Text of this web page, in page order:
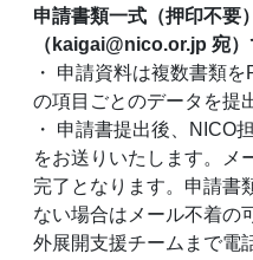
申請書類一式（押印不要
（kaigai@nico.or.jp 宛）
・ 申請資料は複数書類
の項目ごとのデータを提
・ 申請書提出後、NICO
をお送りいたします。メ
完了となります。申請書
ない場合はメール不着の
外展開支援チームまで電